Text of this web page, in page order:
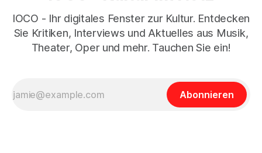
IOCO - Ihr digitales Fenster zur Kultur. Entdecken
Sie Kritiken, Interviews und Aktuelles aus Musik,
Theater, Oper und mehr. Tauchen Sie ein!
Abonnieren